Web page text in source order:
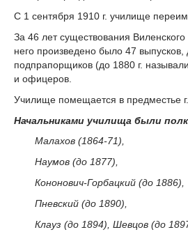
С 1 сентября 1910 г. училище
За 46 лет существования
него произведено было 47 выпусков,
подпрапорщиков (до 1880 г.
и офицеров.
Училище помещается в предместье
Начальниками училища были
Малахов (1864-71),
Наумов (до 1877),
Кононович-Горбацкий (до 1886),
Пневский (до 1890),
Клауз (до 1894), Шевцов (до